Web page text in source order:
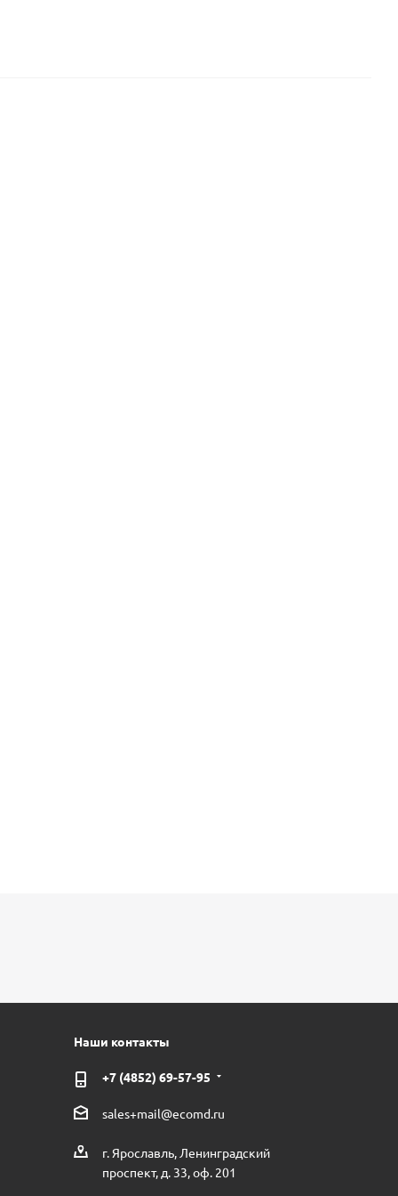
Наши контакты
+7 (4852) 69-57-95
sales+mail@ecomd.ru
г. Ярославль, Ленинградский
проспект, д. 33, оф. 201